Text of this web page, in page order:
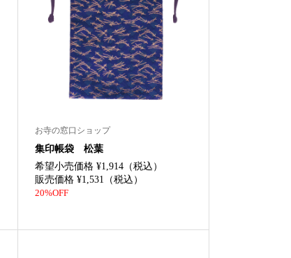
お寺の窓口ショップ
集印帳袋 松葉
希望小売価格 ¥1,914（税込）
販売価格 ¥1,531（税込）
20%OFF